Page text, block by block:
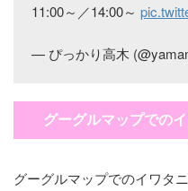
11:00～／14:00～
— ぴっかり高木
グーグルマップでの
グーグルマップでのイワタ